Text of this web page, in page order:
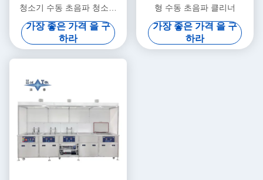
청소기 수동 초음파 청소기
40KW
가장 좋은 가격 을 구
하라
형 수동 초음파 클리너
가장 좋은 가격 을 구
하라